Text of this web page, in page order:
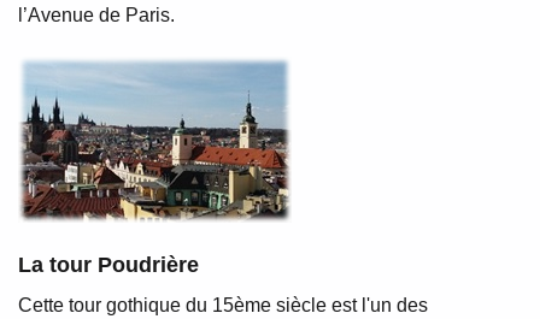
l’Avenue de Paris.
La tour Poudrière
Cette tour gothique du 15ème siècle est l'un des